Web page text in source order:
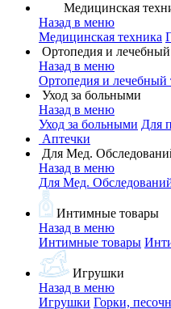
Медицинская
Назад в меню
Медицинская техника
Ортопедия и
Назад в меню
Ортопедия и лечебный
Уход за больными
Назад в меню
Уход за больными Для
Аптечки
Для Мед.
Назад в меню
Для Мед.
Интимные товары
Назад в меню
Интимные товары
Игрушки
Назад в меню
Игрушки Горки,